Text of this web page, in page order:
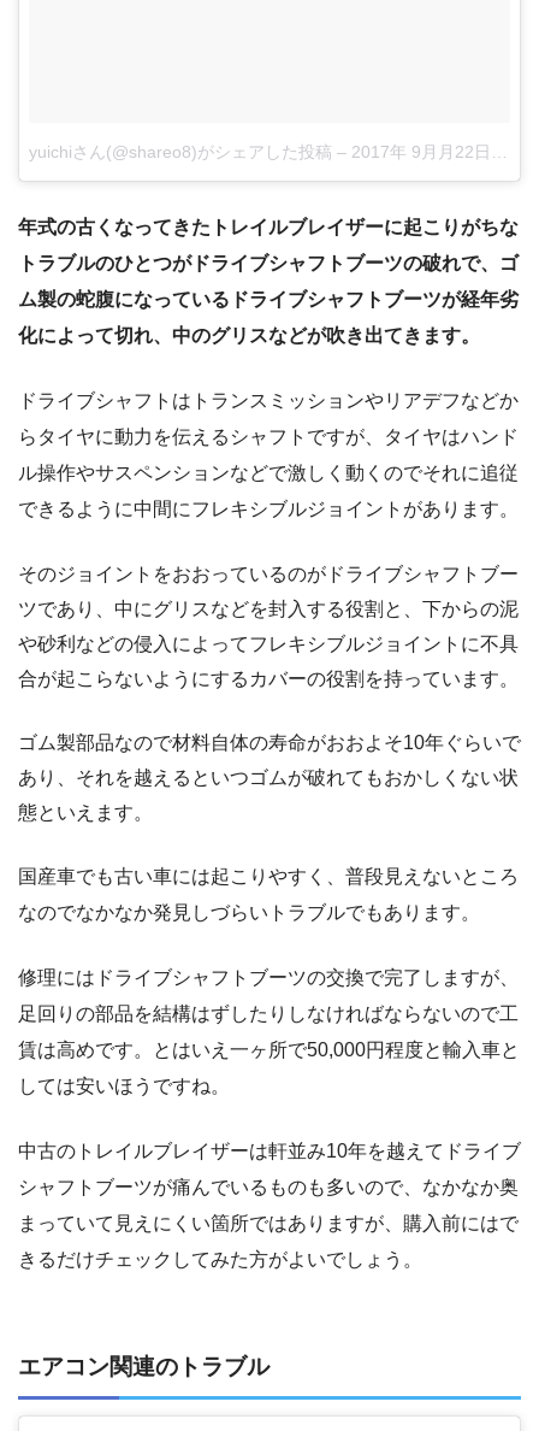
yuichiさん(@shareo8)がシェアした投稿 – 2017年 9月月22日午後12時49分PDT
年式の古くなってきたトレイルブレイザーに起こりがちな
トラブルのひとつがドライブシャフトブーツの破れで、ゴ
ム製の蛇腹になっているドライブシャフトブーツが経年劣
化によって切れ、中のグリスなどが吹き出てきます。
ドライブシャフトはトランスミッションやリアデフなどか
らタイヤに動力を伝えるシャフトですが、タイヤはハンド
ル操作やサスペンションなどで激しく動くのでそれに追従
できるように中間にフレキシブルジョイントがあります。
そのジョイントをおおっているのがドライブシャフトブー
ツであり、中にグリスなどを封入する役割と、下からの泥
や砂利などの侵入によってフレキシブルジョイントに不具
合が起こらないようにするカバーの役割を持っています。
ゴム製部品なので材料自体の寿命がおおよそ10年ぐらいで
あり、それを越えるといつゴムが破れてもおかしくない状
態といえます。
国産車でも古い車には起こりやすく、普段見えないところ
なのでなかなか発見しづらいトラブルでもあります。
修理にはドライブシャフトブーツの交換で完了しますが、
足回りの部品を結構はずしたりしなければならないので工
賃は高めです。とはいえ一ヶ所で50,000円程度と輸入車と
しては安いほうですね。
中古のトレイルブレイザーは軒並み10年を越えてドライブ
シャフトブーツが痛んでいるものも多いので、なかなか奥
まっていて見えにくい箇所ではありますが、購入前にはで
きるだけチェックしてみた方がよいでしょう。
エアコン関連のトラブル